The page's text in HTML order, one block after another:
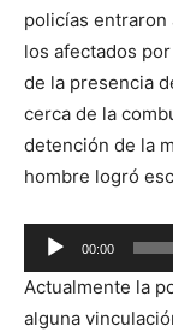
audio
policías entraron
los afectados
de la presencia
cerca de la
detención de la
hombre logró
Reproductor
de
audio
00:00
Actualmente la
alguna